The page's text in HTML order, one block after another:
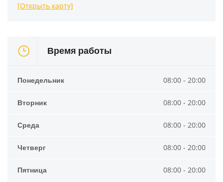
[Открыть карту]
Время работы
Понедельник 08:00 - 20:00
Вторник 08:00 - 20:00
Среда 08:00 - 20:00
Четверг 08:00 - 20:00
Пятница 08:00 - 20:00